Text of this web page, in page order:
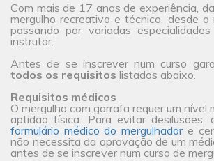
Com mais de 17 anos de experiência,
mergulho recreativo e técnico, desde o
passando por variadas
instrutor.
Antes de se inscrever num curso
todos os requisitos listados abaixo.
Requisitos médicos
O mergulho com garrafa requer um nível
aptidão física. Para evitar desilusões,
formulário médico do mergulhadore
não necessita da aprovação de um
antes de se inscrever num curso de